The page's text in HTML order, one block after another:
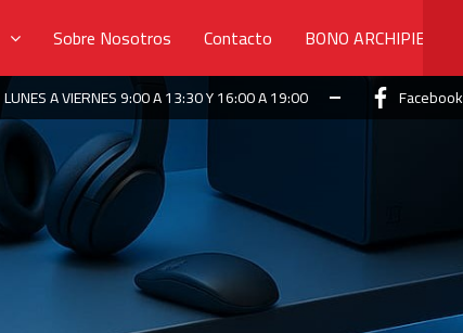
Sobre Nosotros Contacto BONO ARCHIPIELAGO
LUNES A VIERNES 9:00 A 13:30 Y 16:00 A 19:00 Facebook